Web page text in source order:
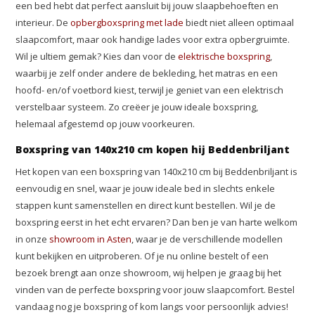
een bed hebt dat perfect aansluit bij jouw slaapbehoeften en
interieur. De opbergboxspring met lade biedt niet alleen optimaal
slaapcomfort, maar ook handige lades voor extra opbergruimte.
Wil je ultiem gemak? Kies dan voor de elektrische boxspring,
waarbij je zelf onder andere de bekleding, het matras en een
hoofd- en/of voetbord kiest, terwijl je geniet van een elektrisch
verstelbaar systeem. Zo creëer je jouw ideale boxspring,
helemaal afgestemd op jouw voorkeuren.
Boxspring van 140x210 cm kopen hij Beddenbriljant
Het kopen van een boxspring van 140x210 cm bij Beddenbriljant is
eenvoudig en snel, waar je jouw ideale bed in slechts enkele
stappen kunt samenstellen en direct kunt bestellen. Wil je de
boxspring eerst in het echt ervaren? Dan ben je van harte welkom
in onze showroom in Asten, waar je de verschillende modellen
kunt bekijken en uitproberen. Of je nu online bestelt of een
bezoek brengt aan onze showroom, wij helpen je graag bij het
vinden van de perfecte boxspring voor jouw slaapcomfort. Bestel
vandaag nog je boxspring of kom langs voor persoonlijk advies!